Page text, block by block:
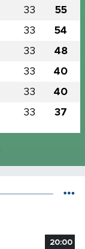
33 55
33 54
33 48
33 40
33 40
33 37
20:00